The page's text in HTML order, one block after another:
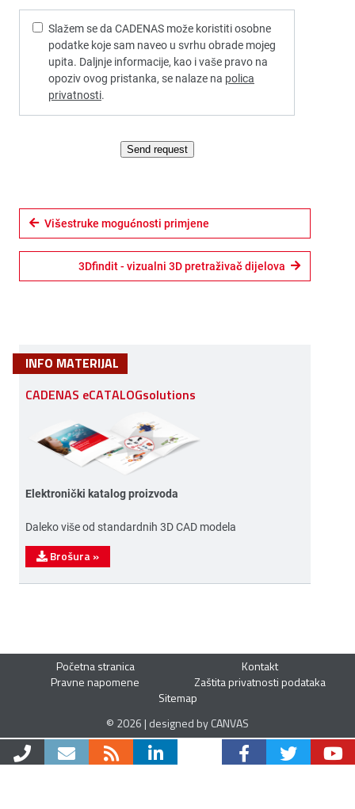
Slažem se da CADENAS može koristiti osobne
podatke koje sam naveo u svrhu obrade mojeg
upita. Daljnje informacije, kao i vaše pravo na
opoziv ovog pristanka, se nalaze na polica
privatnosti.
Send request
Višestruke mogućnosti primjene
3Dfindit - vizualni 3D pretraživač dijelova
INFO MATERIJAL
CADENAS eCATALOGsolutions
Elektronički katalog proizvoda
Daleko više od standardnih 3D CAD modela
Brošura »
Početna stranica
Kontakt
Pravne napomene
Zaštita privatnosti podataka
Sitemap
© 2026 | designed by CANVAS